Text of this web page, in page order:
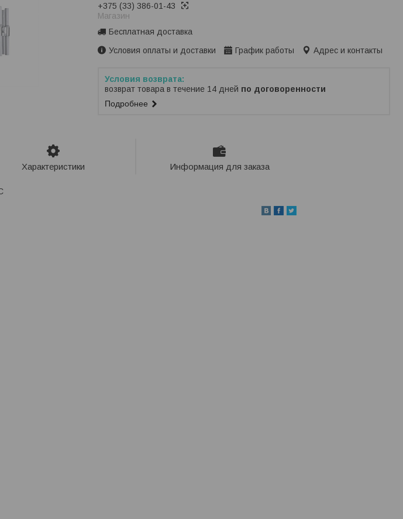
+375 (33) 386-01-43
Магазин
Бесплатная доставка
Условия оплаты и доставки
График работы Адрес и контакты
возврат товара в течение 14 дней по договоренности
Подробнее
Характеристики Информация для заказа